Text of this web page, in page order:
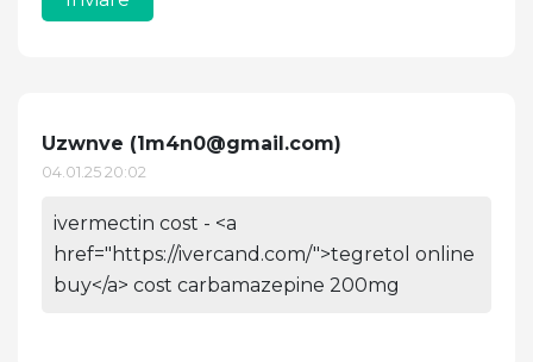
Uzwnve (1m4n0@gmail.com)
04.01.25 20:02
ivermectin cost - <a
href="https://ivercand.com/">tegretol online
buy</a> cost carbamazepine 200mg